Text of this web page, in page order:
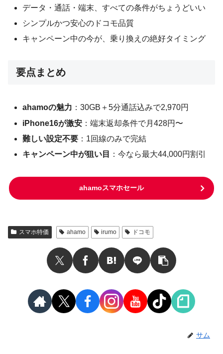
データ・通話・端末、すべての条件がちょうどいい
シンプルかつ安心のドコモ品質
キャンペーン中の今が、乗り換えの絶好タイミング
要点まとめ
ahamoの魅力 ：30GB＋5分通話込みで2,970円
iPhone16が激安 ：端末返却条件で月428円〜
難しい設定不要 ：1回線のみで完結
キャンペーン中が狙い目
：今なら最大44,000円割引
ahamoスマホセール
スマホ特価 ahamo irumo ドコモ
サム